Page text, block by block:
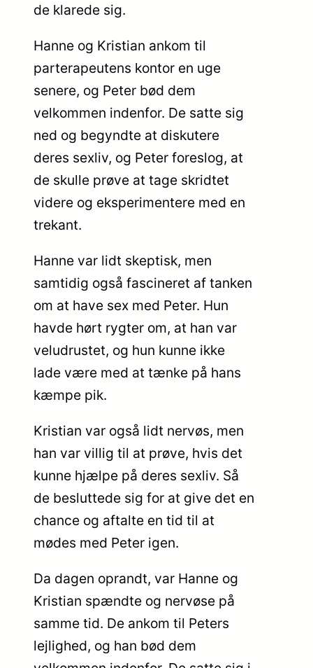
de klarede sig.
Hanne og Kristian ankom til
parterapeutens kontor en uge
senere, og Peter bød dem
velkommen indenfor. De satte sig
ned og begyndte at diskutere
deres sexliv, og Peter foreslog, at
de skulle prøve at tage skridtet
videre og eksperimentere med en
trekant.
Hanne var lidt skeptisk, men
samtidig også fascineret af tanken
om at have sex med Peter. Hun
havde hørt rygter om, at han var
veludrustet, og hun kunne ikke
lade være med at tænke på hans
kæmpe pik.
Kristian var også lidt nervøs, men
han var villig til at prøve, hvis det
kunne hjælpe på deres sexliv. Så
de besluttede sig for at give det en
chance og aftalte en tid til at
mødes med Peter igen.
Da dagen oprandt, var Hanne og
Kristian spændte og nervøse på
samme tid. De ankom til Peters
lejlighed, og han bød dem